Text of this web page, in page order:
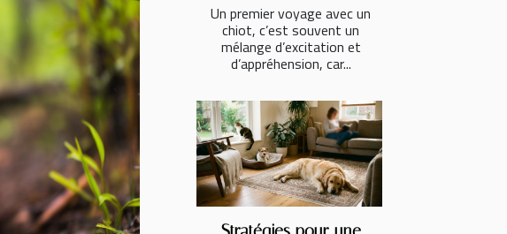
Un premier voyage avec un
chiot, c’est souvent un
mélange d’excitation et
d’appréhension, car...